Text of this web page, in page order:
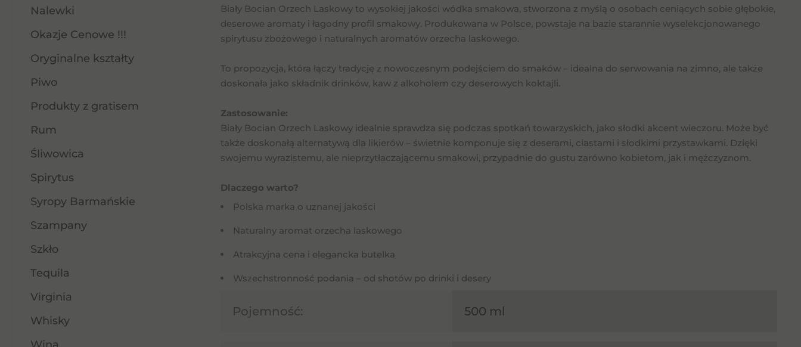
Nalewki
Okazje Cenowe !!!
Oryginalne kształty
Piwo
Produkty z gratisem
Rum
Śliwowica
Spirytus
Syropy Barmańskie
Szampany
Szkło
Tequila
Virginia
Whisky
Biały Bocian Orzech Laskowy to wysokiej jakości wódka smakowa, stworzona z myślą o osobach ceniących sobie głębokie,
deserowe aromaty i łagodny profil smakowy. Produkowana w Polsce, powstaje na bazie starannie wyselekcjonowanego
spirytusu zbożowego i naturalnych aromatów orzecha laskowego.
To propozycja, która łączy tradycję z nowoczesnym podejściem do smaków – idealna do serwowania na zimno, ale także
doskonała jako składnik drinków, kaw z alkoholem czy deserowych koktajli.
Zastosowanie:
Biały Bocian Orzech Laskowy idealnie sprawdza się podczas spotkań towarzyskich, jako słodki akcent wieczoru. Może być
także doskonałą alternatywą dla likierów – świetnie komponuje się z deserami, ciastami i słodkimi przystawkami. Dzięki
swojemu wyrazistemu, ale nieprzytłaczającemu smakowi, przypadnie do gustu zarówno kobietom, jak i mężczyznom.
Dlaczego warto?
Polska marka o uznanej jakości
Naturalny aromat orzecha laskowego
Atrakcyjna cena i elegancka butelka
Wszechstronność podania – od shotów po drinki i desery
Pojemność: 500 ml